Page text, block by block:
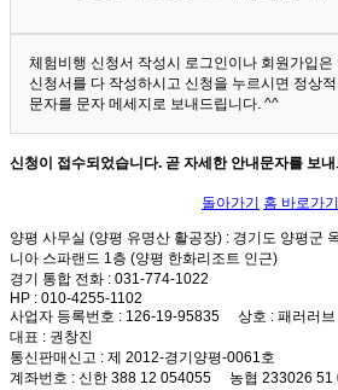
체험비행 신청서 작성시 로그인이나 회원가입은
신청서를 다 작성하시고 신청을 누르시면 정상
문자를 문자 메세지로 보내드립니다. ^^
신청이 접수되었습니다. 곧 자세한 안내문자를 보
돌아가기 홈 바로가기
양평 사무실 (양평 유명산 활공장) : 경기도 양평군
니아 스파랜드 1층 (양평 한화리조트 인근)
경기 통합 전화 : 031-774-1022
HP : 010-4255-1102
사업자 등록번호 : 126-19-95835 상호 : 패러러
대표 : 권창진
통신판매신고 : 제 2012-경기양평-0061호
계좌번호 : 신한 388 12 054055 농협 233026 51